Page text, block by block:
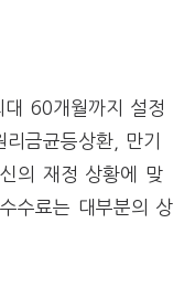
60개월까지 설정
금균등상환, 만기
의 재정 상황에 맞
수료는 대부분의 상